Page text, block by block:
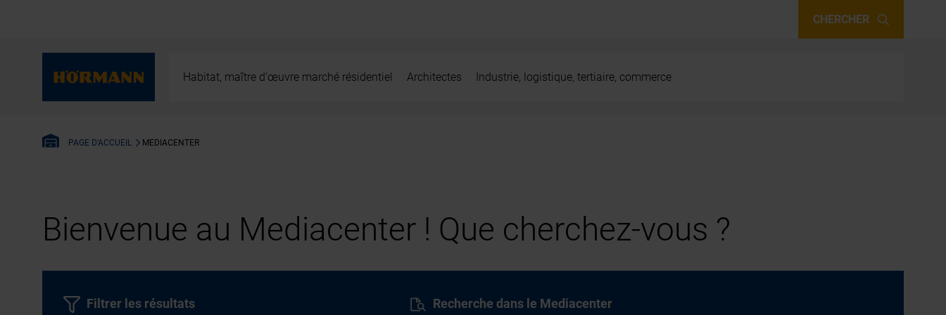
CHERCHER
Habitat, maître d’œuvre marché résidentiel Architectes Industrie, logistique, tertiaire, commerce
PAGE D'ACCUEIL MEDIACENTER
Bienvenue au Mediacenter ! Que cherchez-vous ?
Recherche dans le Mediacenter
Filtrer les résultats